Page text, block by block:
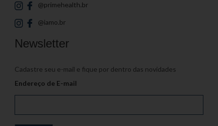
@primehealth.br
@iamo.br
Newsletter
Cadastre seu e-mail e fique por dentro das novidades
Endereço de E-mail